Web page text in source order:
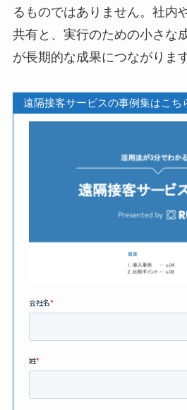
るものではありません。社内
共有と、実行のための小さな
が長期的な成果につながります
遠隔接客サービスの事例集はこち